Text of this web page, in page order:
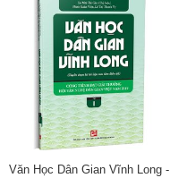
Văn Học Dân Gian Vĩnh Long -